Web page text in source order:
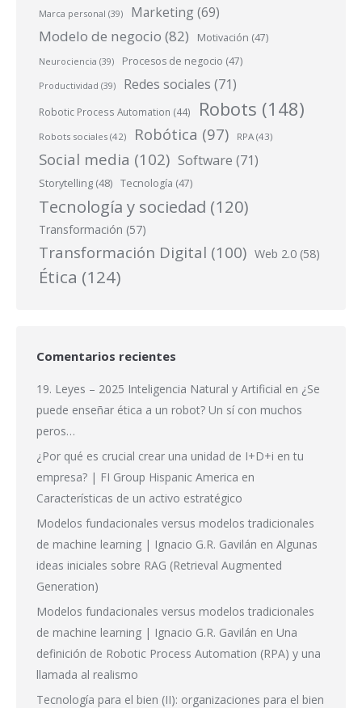
Marca personal (39) Marketing (69)
Modelo de negocio (82) Motivación (47)
Neurociencia (39) Procesos de negocio (47)
Productividad (39) Redes sociales (71)
Robotic Process Automation (44) Robots (148)
Robots sociales (42) Robótica (97) RPA (43)
Social media (102) Software (71)
Storytelling (48) Tecnología (47)
Tecnología y sociedad (120)
Transformación (57)
Transformación Digital (100) Web 2.0 (58)
Ética (124)
Comentarios recientes
19. Leyes – 2025 Inteligencia Natural y Artificial en ¿Se
puede enseñar ética a un robot? Un sí con muchos
peros…
¿Por qué es crucial crear una unidad de I+D+i en tu
empresa? | FI Group Hispanic America en
Características de un activo estratégico
Modelos fundacionales versus modelos tradicionales
de machine learning | Ignacio G.R. Gavilán en Algunas
ideas iniciales sobre RAG (Retrieval Augmented
Generation)
Modelos fundacionales versus modelos tradicionales
de machine learning | Ignacio G.R. Gavilán en Una
definición de Robotic Process Automation (RPA) y una
llamada al realismo
Tecnología para el bien (II): organizaciones para el bien